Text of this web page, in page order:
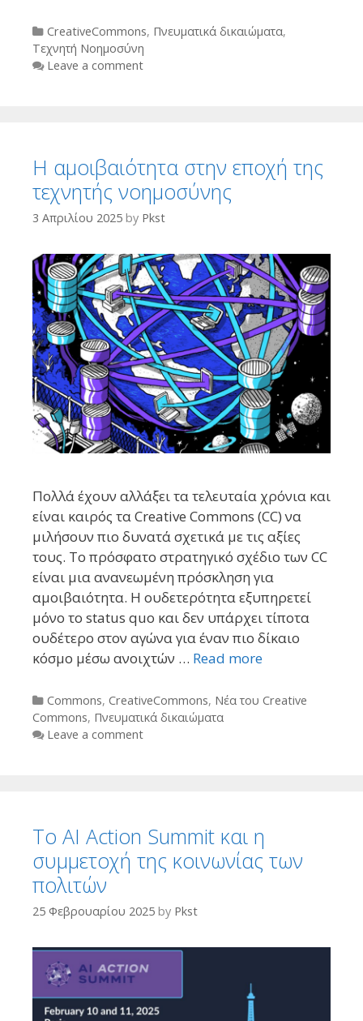
Categories
CreativeCommons, Πνευματικά δικαιώματα,
Τεχνητή Νοημοσύνη
Leave a comment
Η αμοιβαιότητα στην εποχή της
τεχνητής νοημοσύνης
3 Απριλίου 2025 by Pkst
Πολλά έχουν αλλάξει τα τελευταία χρόνια και
είναι καιρός τα Creative Commons (CC) να
μιλήσουν πιο δυνατά σχετικά με τις αξίες
τους. Το πρόσφατο στρατηγικό σχέδιο των CC
είναι μια ανανεωμένη πρόσκληση για
αμοιβαιότητα. Η ουδετερότητα εξυπηρετεί
μόνο το status quo και δεν υπάρχει τίποτα
ουδέτερο στον αγώνα για έναν πιο δίκαιο
κόσμο μέσω ανοιχτών … Read more
Categories
Commons, CreativeCommons, Νέα του Creative
Commons, Πνευματικά δικαιώματα
Leave a comment
To AI Action Summit και η
συμμετοχή της κοινωνίας των
πολιτών
25 Φεβρουαρίου 2025 by Pkst